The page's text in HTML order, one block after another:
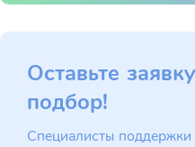
Оставьте
подбор!
Специалисты поддержки